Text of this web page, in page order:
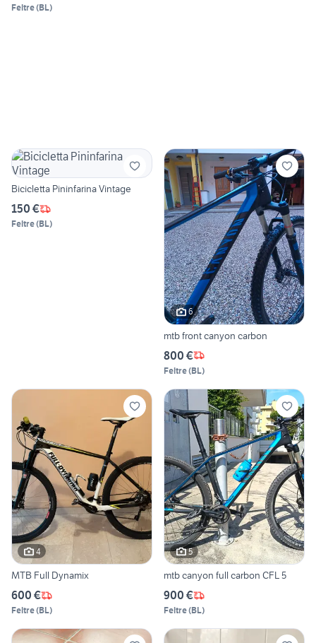
Feltre(BL)
Bicicletta Pininfarina Vintage
150 €
Feltre(BL)
6
mtb front canyon carbon
800 €
Feltre(BL)
4
MTB Full Dynamix
600 €
Feltre(BL)
5
mtb canyon full carbon CFL 5
900 €
Feltre(BL)